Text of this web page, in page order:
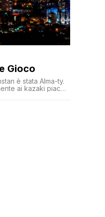
Gioco
è stata Alma-ty.
ai kazaki piace